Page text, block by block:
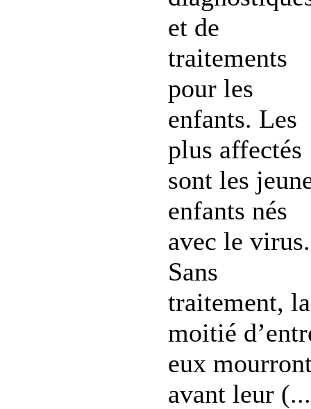
et de
traitements
pour les
enfants. Les
plus affectés
sont les
enfants nés
avec le virus.
Sans
traitement, la
moitié
eux
avant leur